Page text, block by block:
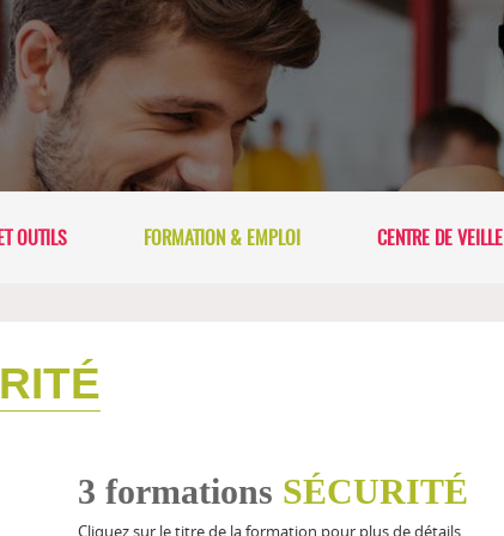
OUTILS FORMATION & EMPLOI CENTRE DE VEILLE
3 formations SÉCURITÉ
Cliquez sur le titre de la formation pour plus de détails.